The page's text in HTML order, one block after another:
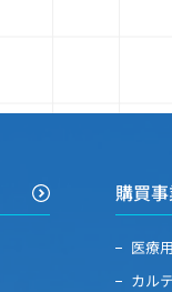
購買
医療
カル